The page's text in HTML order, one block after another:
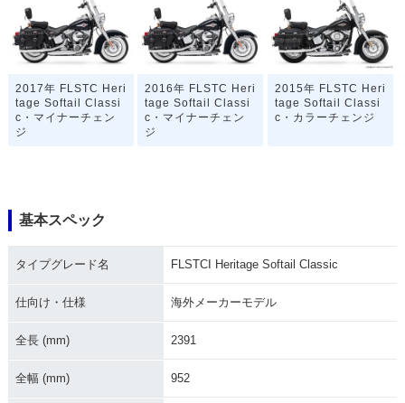
2017年 FLSTC Heri
tage Softail Classi
c・マイナーチェン
ジ
2016年 FLSTC Heri
tage Softail Classi
c・マイナーチェン
ジ
2015年 FLSTC Heri
tage Softail Classi
c・カラーチェンジ
2014年 FLSTC Heri
c
2013年 FLSTC Heri
c 110th Anniversar
2013年 FLSTC Heri
基本スペック
タイプグレード名 FLSTCI Heritage Softail Classic
仕向け・仕様 海外メーカーモデル
全長 (mm) 2391
全幅 (mm) 952